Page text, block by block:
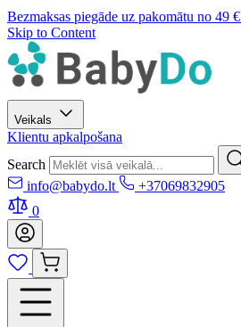
Bezmaksas piegāde uz pakomātu no 49 €
Skip to Content
Veikals
Klientu apkalpošana
Search
info@babydo.lt
+37069832905
0